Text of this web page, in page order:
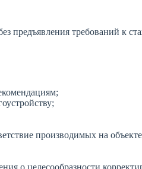
предъявления требований к
производимых на